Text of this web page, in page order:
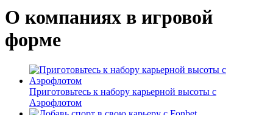
О компаниях в игровой
форме
Приготовьтесь к набору карьерной высоты с
Аэрофлотом